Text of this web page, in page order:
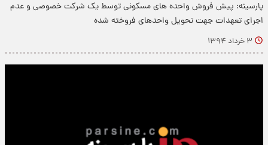
پارسینه: پیش فروش واحده های مسکونی توسط یک شرکت خصوصی و عدم
اجرای تعهدات جهت تحویل واحدهای فروخته شده
۳ خرداد ۱۳۹۴